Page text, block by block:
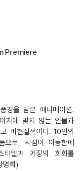
Premiere
경을 담은 애니메이션.
치에 맞지 않는 인물과
비현실적이다. 10인의
으로, 시점이 이동함에
일과 거장의 회화를
명희)